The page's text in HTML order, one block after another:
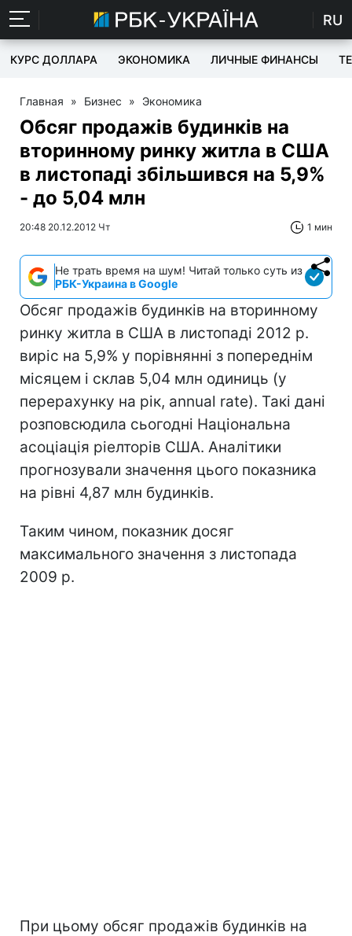
RU
КУРС ДОЛЛАРА ЭКОНОМИКА ЛИЧНЫЕ ФИНАНСЫ
Главная » Бизнес » Экономика
Обсяг продажів будинків на
вторинному ринку житла в США
в листопаді збільшився на 5,9%
- до 5,04 млн
20:48 20.12.2012 Чт 1 мин
Не трать время на шум! Читай только суть из
РБК-Украина в Google
Обсяг продажів будинків на вторинному
ринку житла в США в листопаді 2012 р.
виріс на 5,9% у порівнянні з попереднім
місяцем і склав 5,04 млн одиниць (у
перерахунку на рік, annual rate). Такі дані
розповсюдила сьогодні Національна
асоціація ріелторів США. Аналітики
прогнозували значення цього показника
на рівні 4,87 млн будинків.
Таким чином, показник досяг
максимального значення з листопада
2009 р.
При цьому обсяг продажів будинків на